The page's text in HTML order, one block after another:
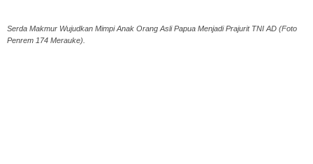
Serda Makmur Wujudkan Mimpi Anak Orang Asli Papua Menjadi Prajurit TNI AD (Foto
Penrem 174 Merauke).